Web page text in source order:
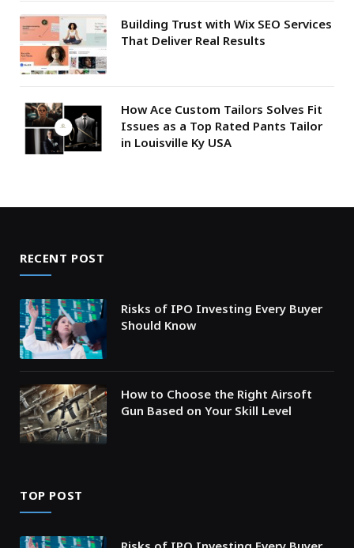
Building Trust with Wix SEO Services
That Deliver Real Results
How Ace Custom Tailors Solves Fit
Issues as a Top Rated Pants Tailor
in Louisville Ky USA
RECENT POST
Risks of IPO Investing Every Buyer
Should Know
How to Choose the Right Airsoft
Gun Based on Your Skill Level
TOP POST